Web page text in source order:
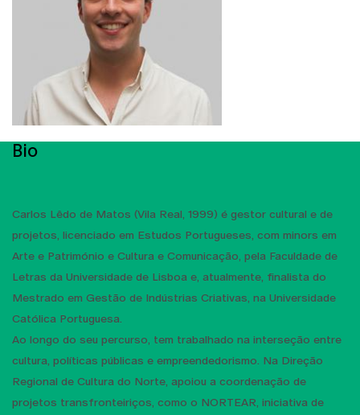
Bio
Carlos Lêdo de Matos (Vila Real, 1999) é gestor cultural e de
projetos, licenciado em Estudos Portugueses, com minors em
Arte e Património e Cultura e Comunicação, pela Faculdade de
Letras da Universidade de Lisboa e, atualmente, finalista do
Mestrado em Gestão de Indústrias Criativas, na Universidade
Católica Portuguesa.
Ao longo do seu percurso, tem trabalhado na interseção entre
cultura, políticas públicas e empreendedorismo. Na Direção
Regional de Cultura do Norte, apoiou a coordenação de
projetos transfronteiriços, como o NORTEAR, iniciativa de